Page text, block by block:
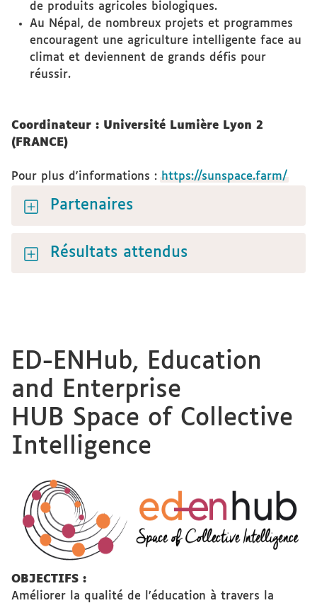
de produits agricoles biologiques.
Au Népal, de nombreux projets et programmes
encouragent une agriculture intelligente face au
climat et deviennent de grands défis pour
réussir.
Coordinateur : Université Lumière Lyon 2
(FRANCE)
Pour plus d'informations : https://sunspace.farm/
Partenaires
Résultats attendus
ED-ENHub, Education
and Enterprise
HUB Space of Collective
Intelligence
OBJECTIFS :
Améliorer la qualité de l’éducation à travers la